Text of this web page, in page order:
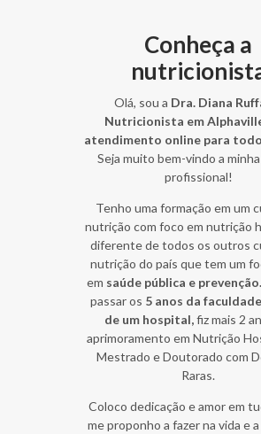
Conheça a
Olá, sou a Dra. Diana
Nutricionista em
atendimento online para
Seja muito bem-vindo a
profissional!
Tenho uma formação em um
nutrição com foco em nutrição
diferente de todos os outros
nutrição do país que tem um
em saúde pública e prevenção.
passar os 5 anos da
de um hospital,fiz mais 2
aprimoramento em Nutrição
Mestrado e Doutorado com
Raras.
Coloco dedicação e amor em
me proponho a fazer na vida e